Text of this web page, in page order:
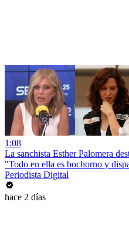
1:08
La sanchista Esther Palomera
"Todo en ella es bochorno y
Periodista Digital
hace 2 días